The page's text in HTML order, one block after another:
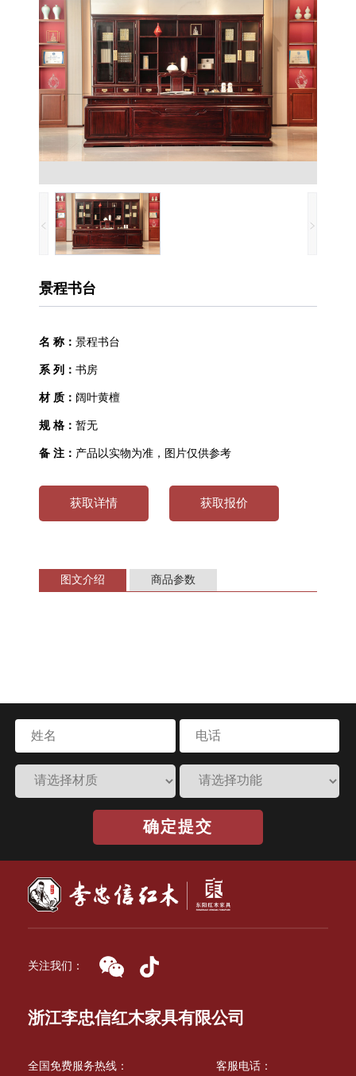
景程书台
名 称： 景程书台
系 列： 书房
材 质： 阔叶黄檀
规 格： 暂无
备 注： 产品以实物为准，图片仅供参考
获取详情 获取报价
图文介绍 商品参数
确定提交
关注我们：
浙江李忠信红木家具有限公司
全国免费服务热线： 客服电话：